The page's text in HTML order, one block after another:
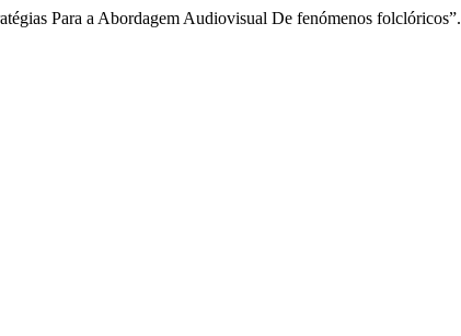
Para a Abordagem Audiovisual De fenómenos folclóricos”.